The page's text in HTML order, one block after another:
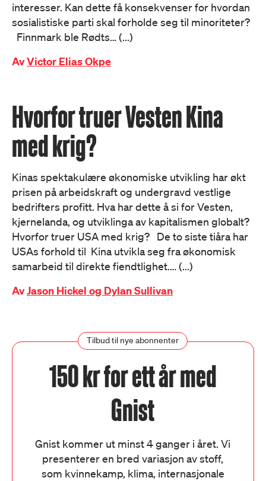
interesser. Kan dette få konsekvenser for hvordan
sosialistiske parti skal forholde seg til minoriteter?
Finnmark ble Rødts… (...)
AvVictor Elias Okpe
Hvorfor truer Vesten Kina
med krig?
Kinas spektakulære økonomiske utvikling har økt
prisen på arbeidskraft og undergravd vestlige
bedrifters profitt. Hva har dette å si for Vesten,
kjernelanda, og utviklinga av kapitalismen globalt?
Hvorfor truer USA med krig? De to siste tiåra har
USAs forhold til Kina utvikla seg fra økonomisk
samarbeid til direkte fiendtlighet.… (...)
AvJason Hickel og Dylan Sullivan
Tilbud til nye abonnenter
150 kr for ett år med
Gnist
Gnist kommer ut minst 4 ganger i året. Vi
presenterer en bred variasjon av stoff,
som kvinnekamp, klima, internasjonale